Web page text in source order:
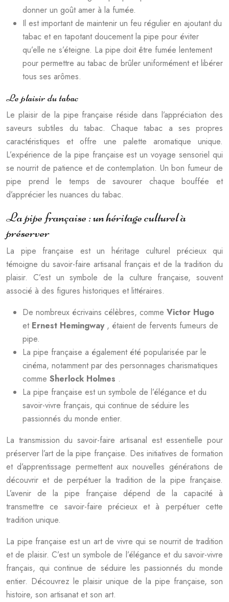
donner un goût amer à la fumée.
Il est important de maintenir un feu régulier en ajoutant du
tabac et en tapotant doucement la pipe pour éviter
qu’elle ne s’éteigne. La pipe doit être fumée lentement
pour permettre au tabac de brûler uniformément et libérer
tous ses arômes.
Le plaisir du tabac
Le plaisir de la pipe française réside dans l’appréciation des
saveurs subtiles du tabac. Chaque tabac a ses propres
caractéristiques et offre une palette aromatique unique.
L’expérience de la pipe française est un voyage sensoriel qui
se nourrit de patience et de contemplation. Un bon fumeur de
pipe prend le temps de savourer chaque bouffée et
d’apprécier les nuances du tabac.
La pipe française : un héritage culturel à
préserver
La pipe française est un héritage culturel précieux qui
témoigne du savoir-faire artisanal français et de la tradition du
plaisir. C’est un symbole de la culture française, souvent
associé à des figures historiques et littéraires.
De nombreux écrivains célèbres, comme Victor Hugo
et Ernest Hemingway , étaient de fervents fumeurs de
pipe.
La pipe française a également été popularisée par le
cinéma, notamment par des personnages charismatiques
comme Sherlock Holmes .
La pipe française est un symbole de l’élégance et du
savoir-vivre français, qui continue de séduire les
passionnés du monde entier.
La transmission du savoir-faire artisanal est essentielle pour
préserver l’art de la pipe française. Des initiatives de formation
et d’apprentissage permettent aux nouvelles générations de
découvrir et de perpétuer la tradition de la pipe française.
L’avenir de la pipe française dépend de la capacité à
transmettre ce savoir-faire précieux et à perpétuer cette
tradition unique.
La pipe française est un art de vivre qui se nourrit de tradition
et de plaisir. C’est un symbole de l’élégance et du savoir-vivre
français, qui continue de séduire les passionnés du monde
entier. Découvrez le plaisir unique de la pipe française, son
histoire, son artisanat et son art.